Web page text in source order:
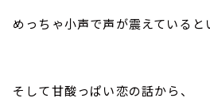
めっちゃ小声で声が震えていると
そして甘酸っぱい恋の話から、